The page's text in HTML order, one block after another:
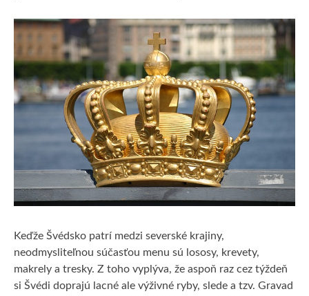
Keďže Švédsko patrí medzi severské krajiny,
neodmysliteľnou súčasťou menu sú lososy, krevety,
makrely a tresky. Z toho vyplýva, že aspoň raz cez týždeň
si Švédi doprajú lacné ale výživné ryby, slede a tzv. Gravad